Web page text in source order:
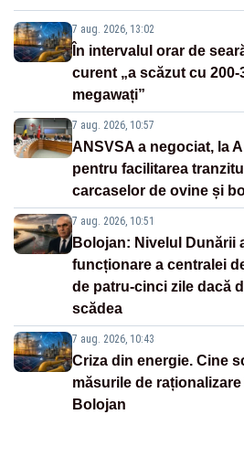
7 aug. 2026, 13:02
În intervalul orar de
curent „a scăzut cu 200-
megawați”
7 aug. 2026, 10:57
ANSVSA a negociat, la
pentru facilitarea
carcaselor de ovine și
7 aug. 2026, 10:51
Bolojan: Nivelul Dunării
funcționare a centralei
de patru-cinci zile dacă
scădea
7 aug. 2026, 10:43
Criza din energie. Cine
măsurile de
Bolojan